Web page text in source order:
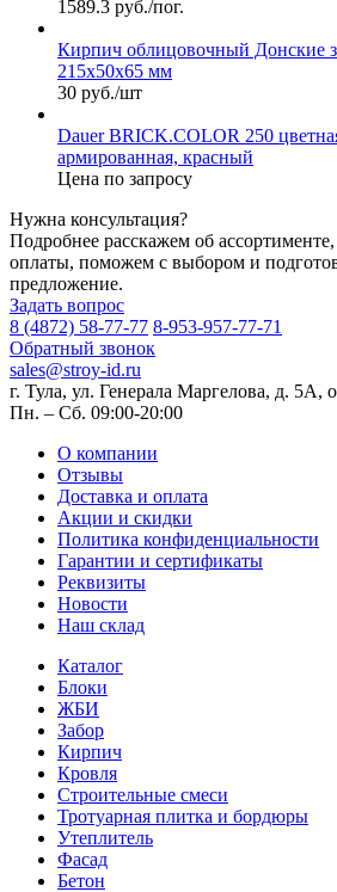
1589.3 руб./пог.
Кирпич облицовочный Донские
215х50х65 мм
30 руб./шт
Dauer BRICK.COLOR 250
армированная, красный
Цена по запросу
Нужна консультация?
Подробнее расскажем об
оплаты, поможем с выбором и
предложение.
Задать вопрос
8 (4872) 58-77-77 8-953-957-77-71
Обратный звонок
sales@stroy-id.ru
г. Тула, ул. Генерала Маргелова, д. 5А,
Пн. – Cб. 09:00-20:00
О компании
Отзывы
Доставка и оплата
Акции и скидки
Политика конфиденциальности
Гарантии и сертификаты
Реквизиты
Новости
Наш склад
Каталог
Блоки
ЖБИ
Забор
Кирпич
Кровля
Строительные смеси
Тротуарная плитка и бордюры
Утеплитель
Фасад
Бетон